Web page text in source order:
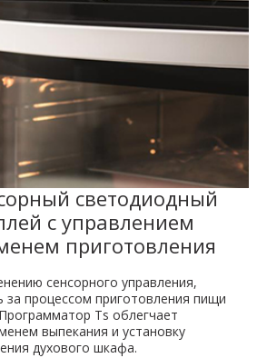
светодиодный
с управлением
приготовления
сенсорного управления,
за процессом приготовления пищи
Ts облегчает
выпекания и установку
духового шкафа.